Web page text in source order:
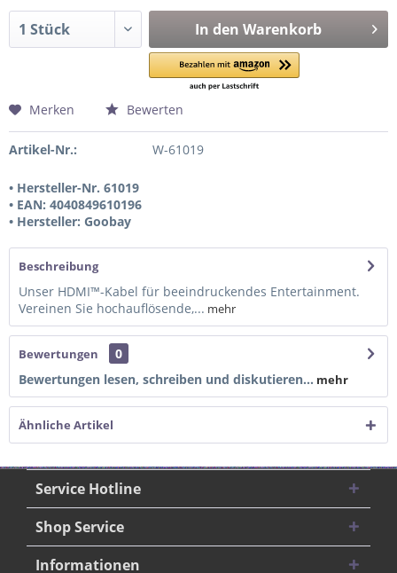
In den Warenkorb
Merken Bewerten
Artikel-Nr.: W-61019
• Hersteller-Nr. 61019
• EAN: 4040849610196
• Hersteller: Goobay
Beschreibung
Unser HDMI™-Kabel für beeindruckendes Entertainment.
Vereinen Sie hochauflösende,... mehr
Bewertungen
0
Bewertungen lesen, schreiben und diskutieren... mehr
Ähnliche Artikel
Service Hotline
Shop Service
Informationen